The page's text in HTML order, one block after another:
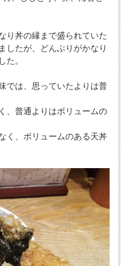
り丼の縁まで盛られていた
したが、どんぶりがかなり
た。
では、思っていたよりは普
、普通よりはボリュームの
く、ボリュームのある天丼